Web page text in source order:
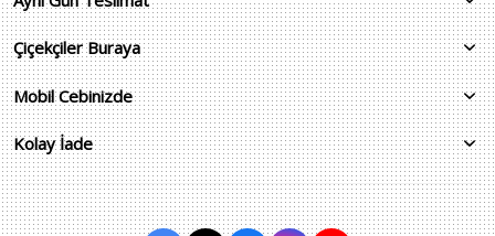
Çiçekçiler Buraya
Mobil Cebinizde
Kolay İade